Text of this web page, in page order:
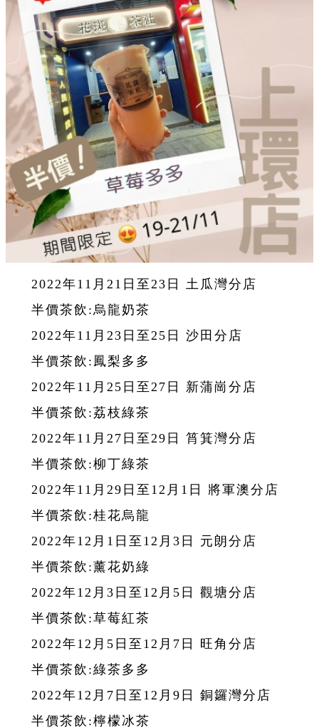
2022年11月21日至23日 土瓜灣分店
半價茶飲:烏龍奶茶
2022年11月23日至25日 沙田分店
半價茶飲:鳳梨多多
2022年11月25日至27日 新蒲崗分店
半價茶飲:荔枝綠茶
2022年11月27日至29日 筲箕灣分店
半價茶飲:柳丁綠茶
2022年11月29日至12月1日 將軍澳分店
半價茶飲:桂花烏龍
2022年12月1日至12月3日 元朗分店
半價茶飲:薰花奶綠
2022年12月3日至12月5日 觀塘分店
半價茶飲:草莓紅茶
2022年12月5日至12月7日 旺角分店
半價茶飲:綠茶多多
2022年12月7日至12月9日 銅鑼灣分店
半價茶飲:檸檬冰茶